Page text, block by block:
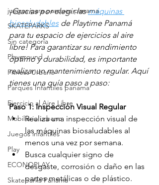
juegos para parques panama
SKATEPARKS
Sin categoría
Playground
Fitness Urbano
Parques Infantiles panama
Ejercicio al Aire Libre
Mobiliario urbano
Juegos infantiles
Play
ECONOPLAY
Skateparks Panama
¡Gracias por elegir las máquinas
biosaludables de Playtime Panamá
para tu espacio de ejercicios al aire
libre! Para garantizar su rendimiento
óptimo y durabilidad, es importante
realizar un mantenimiento regular. Aquí
tienes una guía paso a paso:
Paso 1: Inspección Visual Regular
Realiza una inspección visual de
las máquinas biosaludables al
menos una vez por semana.
Busca cualquier signo de
desgaste, corrosión o daño en las
partes metálicas o de plástico.